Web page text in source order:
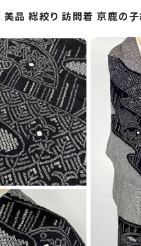
美品 総絞り 訪問着 京鹿の子
o Re:和 [online store] キ
着物 帯